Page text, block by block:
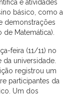
e atividades
básico, como a
demonstrações
Matemática).
feira (11/11) no
da universidade.
registrou um
participantes da
Um dos